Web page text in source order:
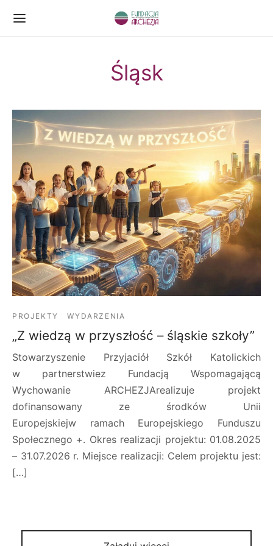
Śląsk
PROJEKTY WYDARZENIA
„Z wiedzą w przyszłość – śląskie szkoły”
Stowarzyszenie Przyjaciół Szkół Katolickich
w partnerstwiez Fundacją Wspomagającą
Wychowanie ARCHEZJArealizuje projekt
dofinansowany ze środków Unii
Europejskiejw ramach Europejskiego Funduszu
Społecznego +. Okres realizacji projektu: 01.08.2025
– 31.07.2026 r. Miejsce realizacji: Celem projektu jest:
[…]